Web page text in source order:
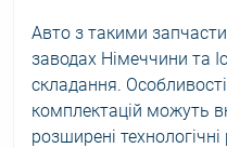
Авто з такими
заводах Німеччини та
складання.
комплектацій можуть
розширені